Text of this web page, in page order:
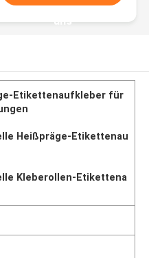
uns
Etikettenaufkleber für
Heißpräge-Etikettenau
Kleberollen-Etikettena